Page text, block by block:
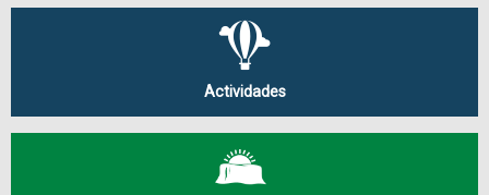
Actividades